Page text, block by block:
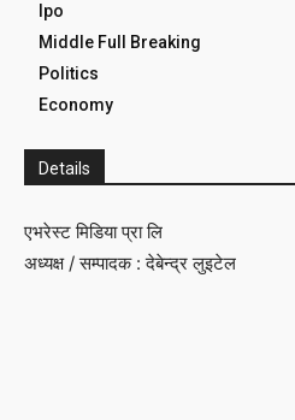
Ipo
Middle Full Breaking
Politics
Economy
Details
एभरेस्ट मिडिया प्रा लि
अध्यक्ष / सम्पादक : देबेन्द्र लुइटेल